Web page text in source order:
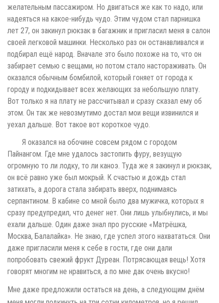
желательным пассажиром. Но двигаться же как то надо, или
надеяться на какое-нибудь чудо. Этим чудом стал парнишка
лет 27, он закинул рюкзак в багажник и пригласил меня в салон
своей легковой машинки. Несколько раз он останавливался и
подбирал ещё народ. Вначале это было похоже на то, что он
забирает семью с вещами, но потом стало настораживать. Он
оказался обычным бомбилой, который гоняет от города к
городу и подкидывает всех желающих за небольшую плату.
Вот только я на плату не рассчитывал и сразу сказал ему об
этом. Он так же невозмутимо достал мои вещи извинился и
уехал дальше. Вот такое вот короткое чудо.
Я оказался на обочине совсем рядом с городом
Пайнангом. Где мне удалось застопить фуру, везущую
огромную то ли лодку, то ли каноэ. Туда же я закинул и рюкзак,
он всё равно уже был мокрый. К счастью и дождь стал
затихать, а дорога стала забирать вверх, поднимаясь
серпантином. В кабине со мной было два мужичка, которых я
сразу предупредил, что денег нет. Они лишь улыбнулись, и мы
ехали дальше. Один даже знал про русские «Матрёшка,
Москва, Балалайка». Не знаю, где успел этого нахвататься. Они
даже пригласили меня к себе в гости, где они дали
попробовать свежий фрукт Дуреан. Потрясающая вещь! Хотя
говорят многим не нравиться, а по мне дак очень вкусно!
Мне даже предложили остаться на день, а следующим днём